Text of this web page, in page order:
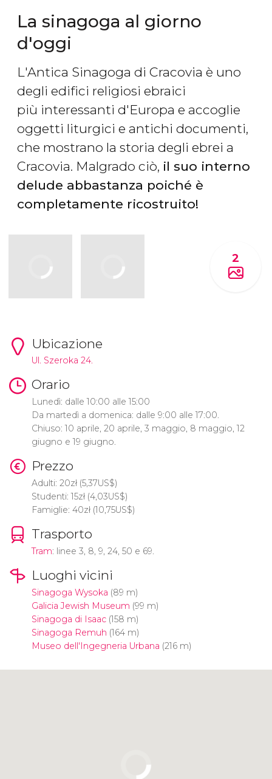
La sinagoga al giorno
d'oggi
L'Antica Sinagoga di Cracovia è uno
degli edifici religiosi ebraici
più interessanti d'Europa e accoglie
oggetti liturgici e antichi documenti,
che mostrano la storia degli ebrei a
Cracovia. Malgrado ciò, il suo interno
delude abbastanza poiché è
completamente ricostruito!
2
Ubicazione
Ul. Szeroka 24.
Orario
Lunedì: dalle 10:00 alle 15:00
Da martedì a domenica: dalle 9:00 alle 17:00.
Chiuso: 10 aprile, 20 aprile, 3 maggio, 8 maggio, 12
giugno e 19 giugno.
Prezzo
Adulti: 20zł(5,37US$)
Studenti: 15zł(4,03US$)
Famiglie: 40zł(10,75US$)
Trasporto
Tram: linee 3, 8, 9, 24, 50 e 69.
Luoghi vicini
Sinagoga Wysoka (89 m)
Galicia Jewish Museum (99 m)
Sinagoga di Isaac(158 m)
Sinagoga Remuh (164 m)
Museo dell'Ingegneria Urbana (216 m)